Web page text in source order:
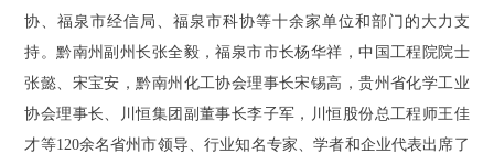
协、福泉市经信局、福泉市科协等十余家单位和部门的大力支
持。黔南州副州长张全毅，福泉市市长杨华祥，中国工程院院士
张懿、宋宝安，黔南州化工协会理事长宋锡高，贵州省化学工业
协会理事长、川恒集团副董事长李子军，川恒股份总工程师王佳
才等120余名省州市领导、行业知名专家、学者和企业代表出席了